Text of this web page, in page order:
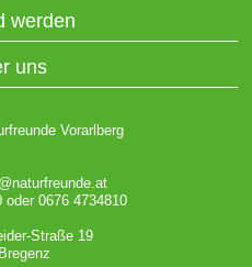
werden
uns
Vorarlberg
oder 0676 4734810
Straße 19